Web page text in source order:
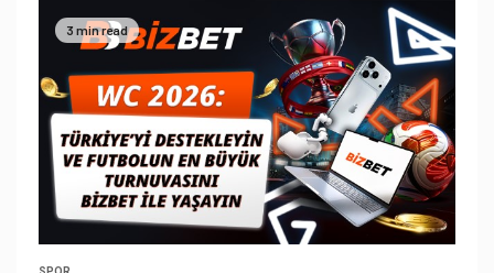
3 min read